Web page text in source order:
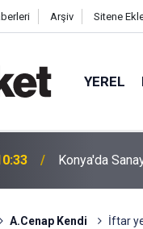
Arşiv Sitene
YEREL
Giza
A.Cenap Kendi İftar